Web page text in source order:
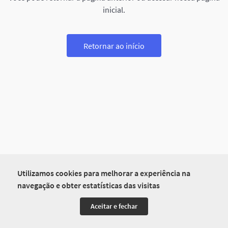
Utilizamos cookies para melhorar a experiência na
navegação e obter estatísticas das visitas
Aceitar e fechar
inicial.
Retornar ao início